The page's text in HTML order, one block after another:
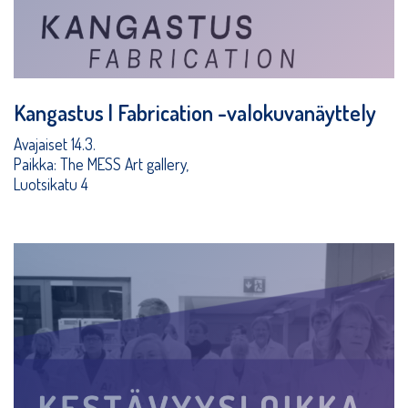
Kangastus | Fabrication -valokuvanäyttely
Avajaiset 14.3.
Paikka: The MESS Art gallery,
Luotsikatu 4